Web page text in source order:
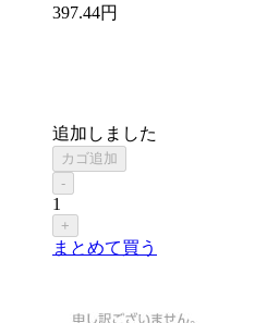
397.44円
追加しました
カゴ追加
-
1
+
まとめて買う